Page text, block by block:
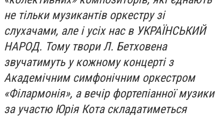
не тільки музикантів оркестру зі
слухачами, але і усіх нас в УКРАЇНСЬКИЙ
НАРОД. Тому твори Л. Бетховена
звучатимуть у кожному концерті з
Академічним симфонічним оркестром
«Філармонія», а вечір фортепіанної музики
за участю Юрія Кота складатиметься